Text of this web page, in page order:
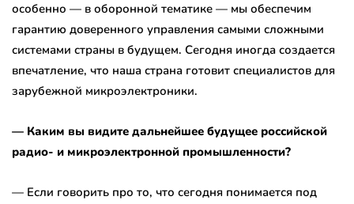
особенно — в оборонной тематике — мы обеспечим
гарантию доверенного управления самыми сложными
системами страны в будущем. Сегодня иногда создается
впечатление, что наша страна готовит специалистов для
зарубежной микроэлектроники.
— Каким вы видите дальнейшее будущее российской
радио- и микроэлектронной промышленности?
— Если говорить про то, что сегодня понимается под